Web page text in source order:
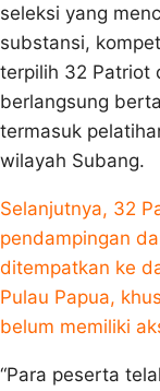
seleksi yang
substansi,
terpilih 32 Patriot
berlangsung
termasuk
wilayah Subang.
Selanjutnya, 32
pendampingan
ditempatkan ke
Pulau Papua,
belum memiliki
“Para peserta